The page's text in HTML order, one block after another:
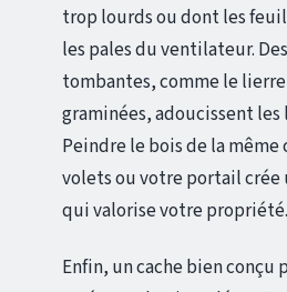
trop lourds ou dont les
les pales du ventilateur.
tombantes, comme le
graminées, adoucissent les
Peindre le bois de la même
volets ou votre portail
qui valorise votre propriété.
Enfin, un cache bien conçu